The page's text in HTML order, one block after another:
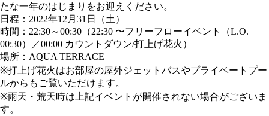
たな一年のはじまりをお迎えください。
日程：2022年12月31日（土）
時間：22:30～00:30（22:30 〜フリーフローイベント（L.O.
00:30）／00:00 カウントダウン/打上げ花火）
場所：AQUA TERRACE
※打上げ花火はお部屋の屋外ジェットバスやプライベートプー
ルからもご覧いただけます。
※雨天・荒天時は上記イベントが開催されない場合がございま
す。